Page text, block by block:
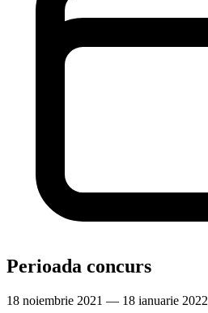
Perioada concurs
18 noiembrie 2021 — 18 ianuarie 2022